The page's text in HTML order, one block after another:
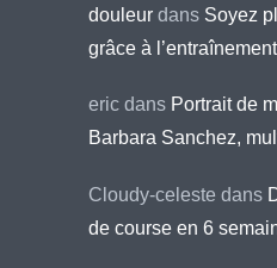
douleur dans Soyez
grâce à
eric dans Portrait de
Barbara Sanchez,
Cloudy-celeste dans
de course en 6